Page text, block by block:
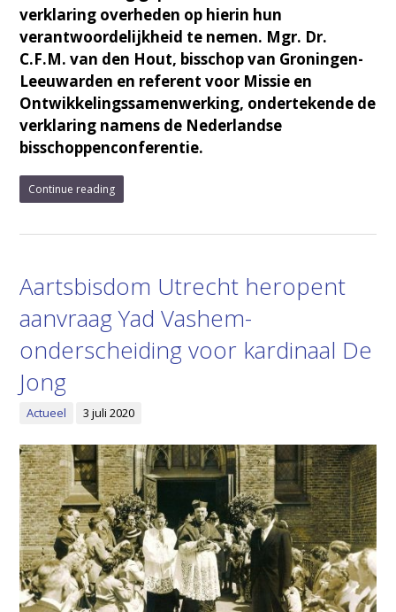
verklaring overheden op hierin hun
verantwoordelijkheid te nemen. Mgr. Dr.
C.F.M. van den Hout, bisschop van Groningen-
Leeuwarden en referent voor Missie en
Ontwikkelingssamenwerking, ondertekende de
verklaring namens de Nederlandse
bisschoppenconferentie.
Continue reading
Aartsbisdom Utrecht heropent
aanvraag Yad Vashem-
onderscheiding voor kardinaal De
Jong
Actueel 3 juli 2020